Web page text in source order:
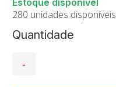
Quantidade
280 unidades disponíveis